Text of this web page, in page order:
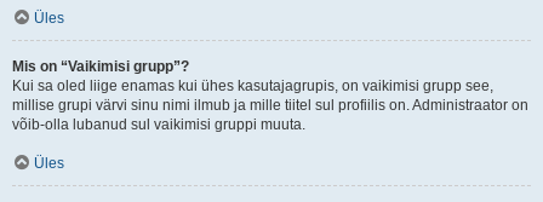
Üles
Mis on “Vaikimisi grupp”?
Kui sa oled liige enamas kui ühes kasutajagrupis, on vaikimisi grupp see,
millise grupi värvi sinu nimi ilmub ja mille tiitel sul profiilis on. Administraator on
võib-olla lubanud sul vaikimisi gruppi muuta.
Üles